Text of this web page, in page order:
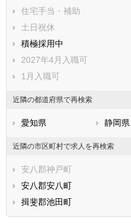
住宅手当・補助
土日祝休
積極採用中
2027年4月入職可
1月入職可
近隣の都道府県で再検索
愛知県 静岡県
近隣の市区町村で求人を再検索
安八郡神戸町
安八郡安八町
揖斐郡池田町